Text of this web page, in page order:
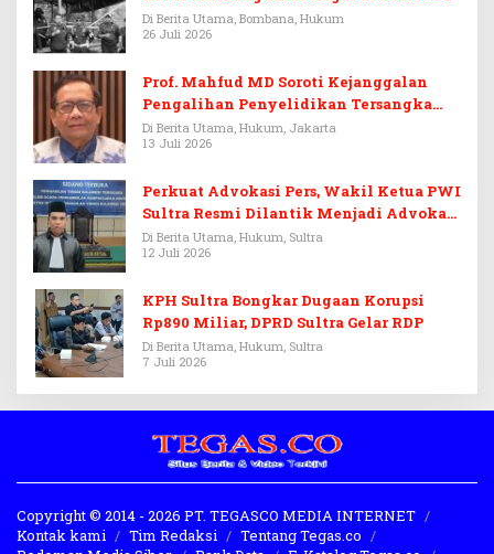
Di Berita Utama, Bombana, Hukum
26 Juli 2026
Prof. Mahfud MD Soroti Kejanggalan
Pengalihan Penyelidikan Tersangka
Febrie Adriansyah
Di Berita Utama, Hukum, Jakarta
13 Juli 2026
Perkuat Advokasi Pers, Wakil Ketua PWI
Sultra Resmi Dilantik Menjadi Advokat
PERADI
Di Berita Utama, Hukum, Sultra
12 Juli 2026
KPH Sultra Bongkar Dugaan Korupsi
Rp890 Miliar, DPRD Sultra Gelar RDP
Di Berita Utama, Hukum, Sultra
7 Juli 2026
Copyright © 2014 - 2026 PT. TEGASCO MEDIA INTERNET
Kontak kami
Tim Redaksi
Tentang Tegas.co